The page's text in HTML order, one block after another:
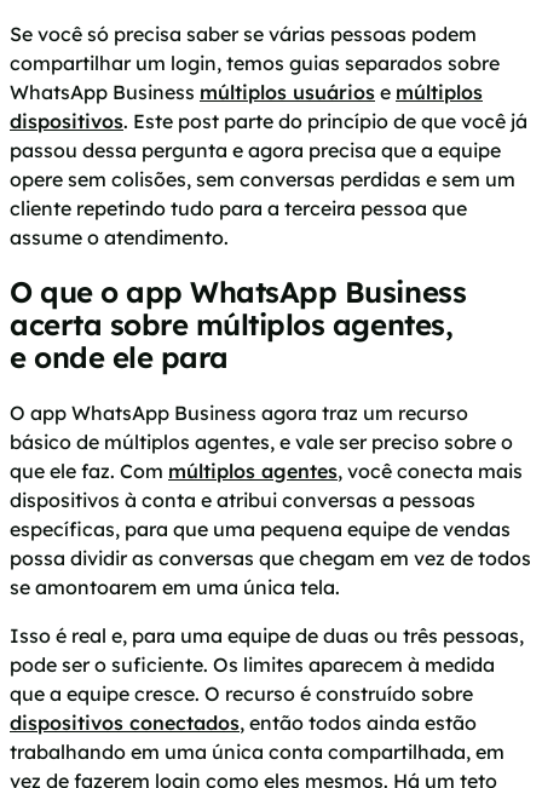
Se você só precisa saber se várias pessoas podem
compartilhar um login, temos guias separados sobre
WhatsApp Business múltiplos usuários e múltiplos
dispositivos. Este post parte do princípio de que você já
passou dessa pergunta e agora precisa que a equipe
opere sem colisões, sem conversas perdidas e sem um
cliente repetindo tudo para a terceira pessoa que
assume o atendimento.
O que o app WhatsApp Business
acerta sobre múltiplos agentes,
e onde ele para
O app WhatsApp Business agora traz um recurso
básico de múltiplos agentes, e vale ser preciso sobre o
que ele faz. Com múltiplos agentes, você conecta mais
dispositivos à conta e atribui conversas a pessoas
específicas, para que uma pequena equipe de vendas
possa dividir as conversas que chegam em vez de todos
se amontoarem em uma única tela.
Isso é real e, para uma equipe de duas ou três pessoas,
pode ser o suficiente. Os limites aparecem à medida
que a equipe cresce. O recurso é construído sobre
dispositivos conectados, então todos ainda estão
trabalhando em uma única conta compartilhada, em
vez de fazerem login como eles mesmos. Há um teto